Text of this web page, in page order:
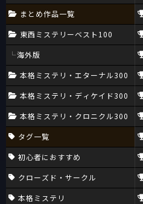
まとめ作品一覧
東西ミステリーベスト100
海外版
本格ミステリ・エターナル300
本格ミステリ・ディケイド300
本格ミステリ・クロニクル300
タグ一覧
初心者におすすめ
クローズド・サークル
本格ミステリ